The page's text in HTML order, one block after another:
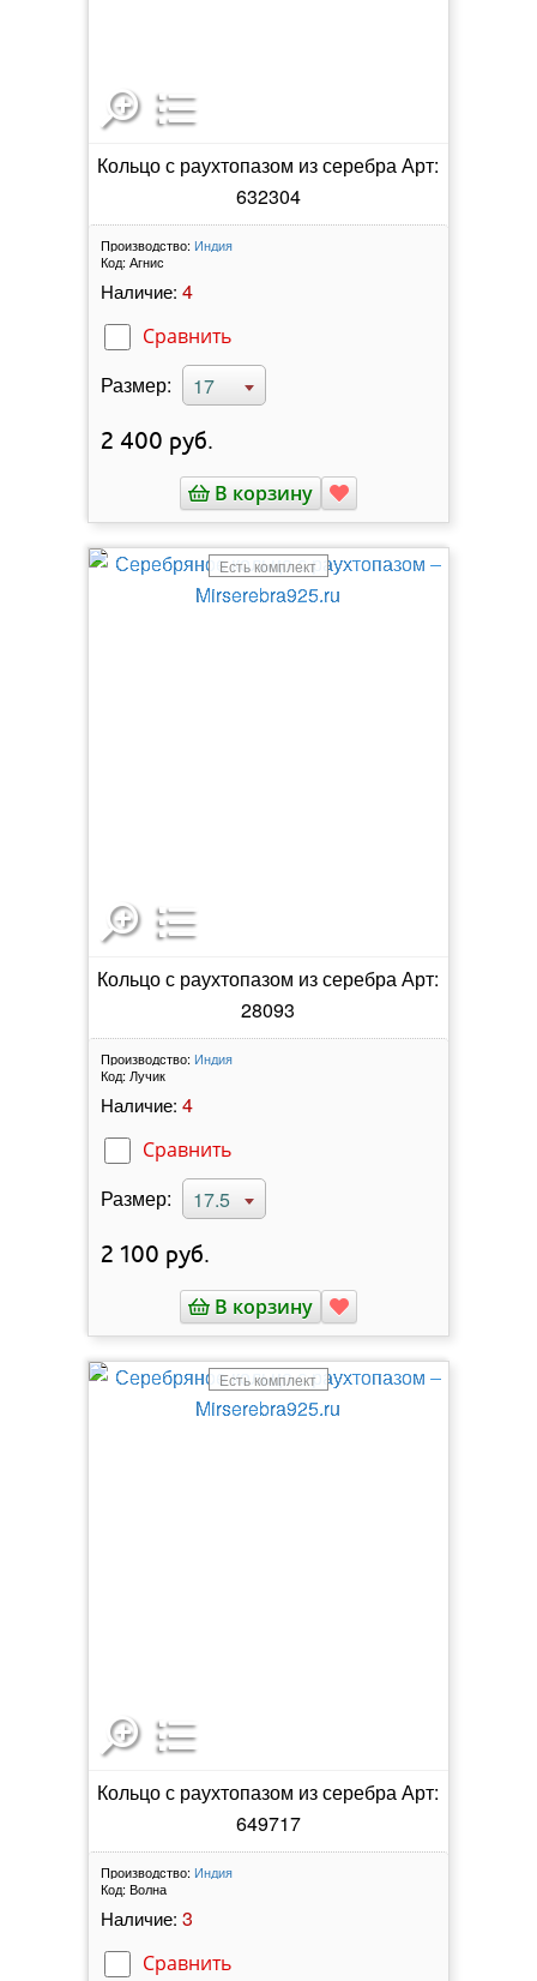
Кольцо с раухтопазом из серебра Арт:
632304
Производство: Индия
Код: Агнис
Наличие: 4
Сравнить
Размер: 17
2 400 руб.
В корзину
Есть комплект
Кольцо с раухтопазом из серебра Арт:
28093
Производство: Индия
Код: Лучик
Наличие: 4
Сравнить
Размер: 17.5
2 100 руб.
В корзину
Есть комплект
Кольцо с раухтопазом из серебра Арт:
649717
Производство: Индия
Код: Волна
Наличие: 3
Сравнить